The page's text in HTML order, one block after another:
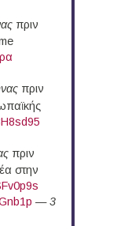
πριν
πριν
πριν
στην
—3